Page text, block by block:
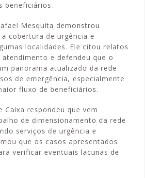
beneficiários.
Mesquita demonstrou
cobertura de urgência e
localidades. Ele citou relatos
e defendeu que o
panorama atualizado da rede
de emergência, especialmente
fluxo de beneficiários.
Caixa respondeu que vem
de dimensionamento da rede
serviços de urgência e
que os casos apresentados
verificar eventuais lacunas de